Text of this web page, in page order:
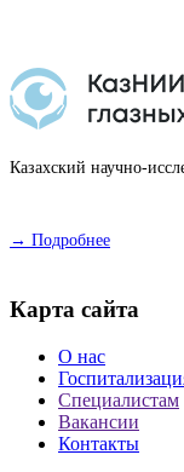
Казахский научно-
→ Подробнее
Карта сайта
О нас
Специалистам
Вакансии
Контакты